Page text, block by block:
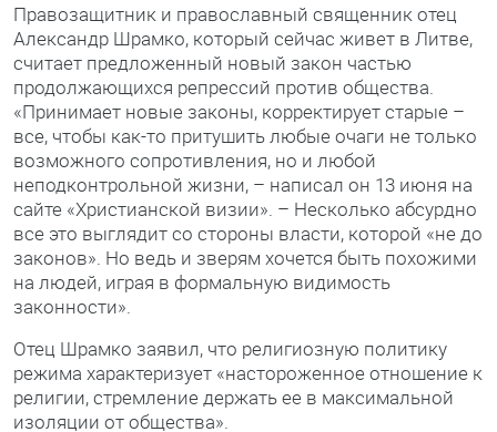
Правозащитник и православный священник отец
Александр Шрамко, который сейчас живет в Литве,
считает предложенный новый закон частью
продолжающихся репрессий против общества.
«Принимает новые законы, корректирует старые –
все, чтобы как-то притушить любые очаги не только
возможного сопротивления, но и любой
неподконтрольной жизни, – написал он 13 июня на
сайте «Христианской визии». – Несколько абсурдно
все это выглядит со стороны власти, которой «не до
законов». Но ведь и зверям хочется быть похожими
на людей, играя в формальную видимость
законности».
Отец Шрамко заявил, что религиозную политику
режима характеризует «настороженное отношение к
религии, стремление держать ее в максимальной
изоляции от общества».